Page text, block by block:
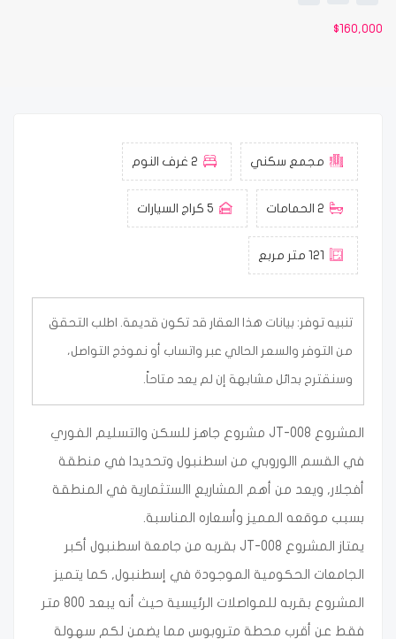
$160,000
مجمع سكني
تنبيه توفر: بيانات هذا العقار قد تكون قديمة. اطلب التحقق
من التوفر والسعر الحالي عبر واتساب أو نموذج التواصل،
وسنقترح بدائل مشابهة إن لم يعد متاحاً.
المشروع 008-JT مشروع جاهز للسكن والتسليم الفوري
في القسم االوروبي من اسطنبول وتحديدا في منطقة
أفجلار, ويعد من أهم المشاريع االستثمارية في المنطقة
بسبب موقعه المميز وأسعاره المناسبة.
يمتاز المشروع 008-JT بقربه من جامعة اسطنبول أكبر
الجامعات الحكومية الموجودة في إسطنبول, كما يتميز
المشروع بقربه للمواصلات الرئيسية حيث أنه يبعد 800 متر
فقط عن أقرب محطة متروبوس مما يضمن لكم سهولة